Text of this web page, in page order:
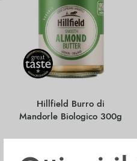
Hillfield Burro di
Mandorle Biologico 300g